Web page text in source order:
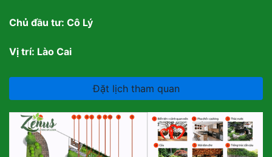
Chủ đầu tư: Cô Lý
Vị trí: Lào Cai
Đặt lịch tham quan